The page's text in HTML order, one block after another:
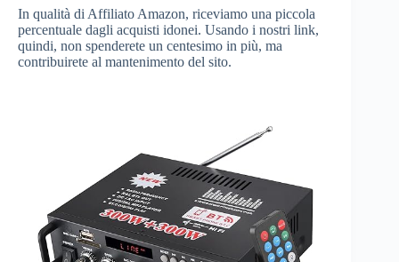
In qualità di Affiliato Amazon, riceviamo una piccola
percentuale dagli acquisti idonei. Usando i nostri link,
quindi, non spenderete un centesimo in più, ma
contribuirete al mantenimento del sito.